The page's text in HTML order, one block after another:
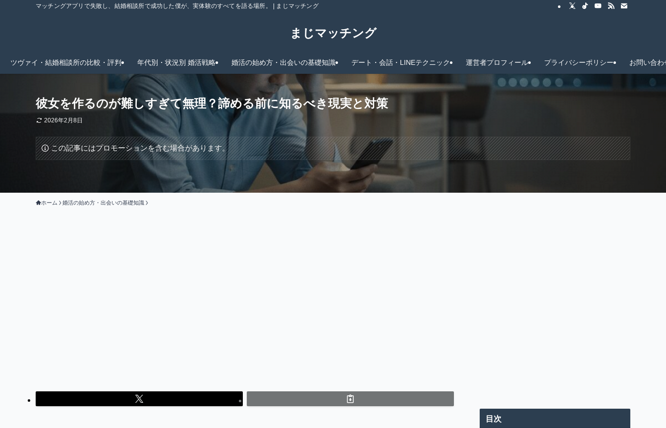
マッチングアプリで失敗し、結婚相談所で成功した僕が、実体験のすべてを語る場所。 | まじマッチング
まじマッチング
ツヴァイ・結婚相談所の比較・評判 年代別・状況別 婚活戦略 婚活の始め方・出会いの基礎知識 デート・会話・LINEテクニック 運営者プロフィール プライバシーポリシー お問い合わ
彼女を作るのが難しすぎて無理？諦める前に知るべき現実と対策
2026年2月8日
この記事にはプロモーションを含む場合があります。
ホーム 婚活の始め方・出会いの基礎知識
目次